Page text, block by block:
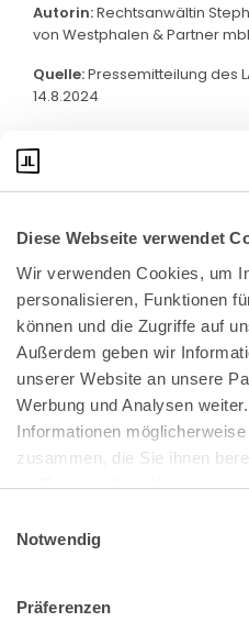
Diese Webseite verwendet
Wir verwenden Cookies, um
personalisieren, Funktionen
können und die Zugriffe auf
Außerdem geben wir
unserer Website an unsere
Werbung und Analysen
Informationen
zusammen, die Sie ihnen
im Rahmen Ihrer Nutzung
Impressum
Notwendig
Präferenzen
Autorin:Rechtsanwältin
von Westphalen & Partner
Quelle:Pressemitteilung des
14.8.2024
Bundeskanzlerplatz 2
53113 Bonn
Pressemitteilungen|AGB
Impressum|Datenschutz